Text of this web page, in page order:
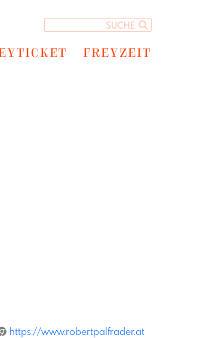
FREYZEIT
https://www.robertpalfrader.at